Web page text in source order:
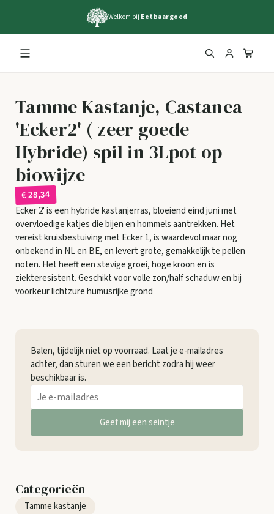
Welkom bij Eetbaargoed
Tamme Kastanje, Castanea
'Ecker2' ( zeer goede
Hybride) spil in 3Lpot op
biowijze
€ 28,34
Ecker 2' is een hybride kastanjerras, bloeiend eind juni met
overvloedige katjes die bijen en hommels aantrekken. Het
vereist kruisbestuiving met Ecker 1, is waardevol maar nog
onbekend in NL en BE, en levert grote, gemakkelijk te pellen
noten. Het heeft een stevige groei, hoge kroon en is
ziekteresistent. Geschikt voor volle zon/half schaduw en bij
voorkeur lichtzure humusrijke grond
Balen, tijdelijk niet op voorraad. Laat je e-mailadres
achter, dan sturen we een bericht zodra hij weer
beschikbaar is.
Geef mij een seintje
Categorieën
Tamme kastanje